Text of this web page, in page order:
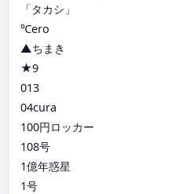
「タカシ」
℃ero
▲ちまき
★9
013
04cura
100円ロッカー
108号
1億年惑星
1号